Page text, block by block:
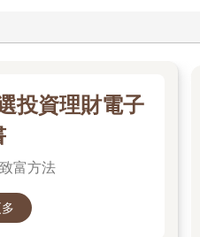
的理由。
活動，並在那裡遇到一位年
接待長輩，也讓我對廚師這個
為了更靠近我的目標，也回顧
說，我真的有一點慌張。在查
迷於打球的我只有5等級，這
導師非常清楚我的狀況，也很
投資理財電子
富方法